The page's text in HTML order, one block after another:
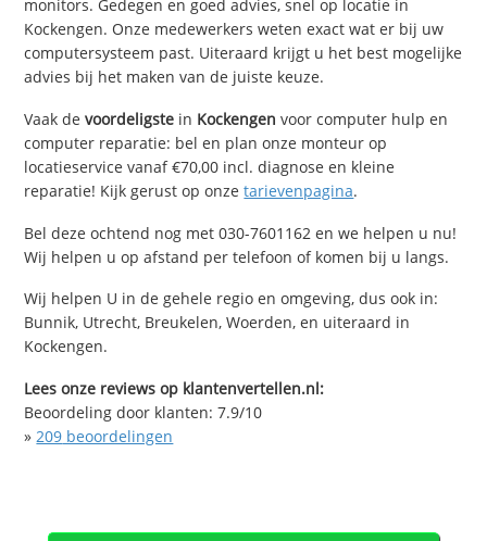
monitors. Gedegen en goed advies, snel op locatie in
Kockengen. Onze medewerkers weten exact wat er bij uw
computersysteem past. Uiteraard krijgt u het best mogelijke
advies bij het maken van de juiste keuze.
Vaak devoordeligste in Kockengen voor computer hulp en
computer reparatie: bel en plan onze monteur op
locatieservice vanaf €70,00 incl. diagnose en kleine
reparatie! Kijk gerust op onzetarievenpagina.
Bel deze ochtend nog met 030-7601162 en we helpen u nu!
Wij helpen u op afstand per telefoon of komen bij u langs.
Wij helpen U in de gehele regio en omgeving, dus ook in:
Bunnik, Utrecht, Breukelen, Woerden, en uiteraard in
Kockengen.
Lees onze reviews op klantenvertellen.nl:
Beoordeling door klanten:7.9/10
»209 beoordelingen